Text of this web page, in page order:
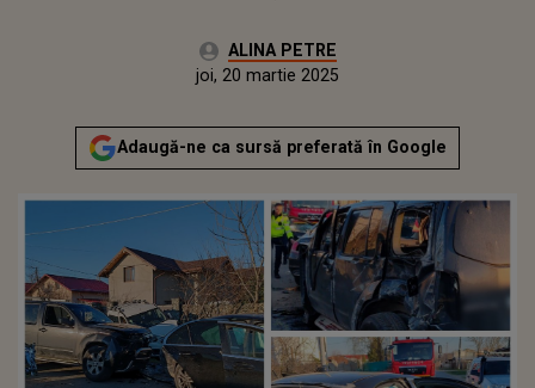
Autor:ALINA PETRE
Publicat:
joi, 20 martie 2025
Adaugă-ne ca sursă preferată în Google